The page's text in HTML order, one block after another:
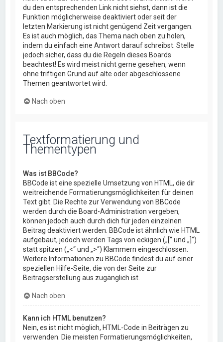
du den entsprechenden Link nicht siehst, dann ist die
Funktion möglicherweise deaktiviert oder seit der
letzten Markierung ist nicht genügend Zeit vergangen.
Es ist auch möglich, das Thema nach oben zu holen,
indem du einfach eine Antwort darauf schreibst. Stelle
jedoch sicher, dass du die Regeln dieses Boards
beachtest! Es wird meist nicht gerne gesehen, wenn
ohne triftigen Grund auf alte oder abgeschlossene
Themen geantwortet wird.
Nach oben
Textformatierung und
Thementypen
Was ist BBCode?
BBCode ist eine spezielle Umsetzung von HTML, die dir
weitreichende Formatierungsmöglichkeiten für deinen
Text gibt. Die Rechte zur Verwendung von BBCode
werden durch die Board-Administration vergeben,
können jedoch auch durch dich für jeden einzelnen
Beitrag deaktiviert werden. BBCode ist ähnlich wie HTML
aufgebaut, jedoch werden Tags von eckigen („[“ und „]“)
statt spitzen („<“ und „>“) Klammern eingeschlossen.
Weitere Informationen zu BBCode findest du auf einer
speziellen Hilfe-Seite, die von der Seite zur
Beitragserstellung aus zugänglich ist.
Nach oben
Kann ich HTML benutzen?
Nein, es ist nicht möglich, HTML-Code in Beiträgen zu
verwenden. Die meisten Formatierungsmöglichkeiten,